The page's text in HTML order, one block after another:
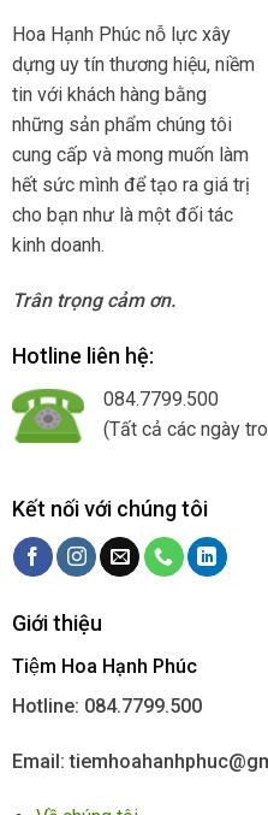
Hoa Hạnh Phúc nỗ lực xây
dựng uy tín thương hiệu, niềm
tin với khách hàng bằng
những sản phẩm chúng tôi
cung cấp và mong muốn làm
hết sức mình để tạo ra giá trị
cho bạn như là một đối tác
kinh doanh.
Trân trọng cảm ơn.
Hotline liên hệ:
084.7799.500
(Tất cả các ngày
Kết nối với chúng tôi
Giới thiệu
Tiệm Hoa Hạnh Phúc
Hotline: 084.7799.500
Email: